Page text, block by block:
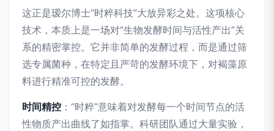
这正是瑷尔博士“时粹科技”大放异彩之处。这项核心
技术，本质上是一场对“生物发酵时间与活性产出”关
系的精密掌控。它并非简单的发酵过程，而是通过筛
选专属菌种，在特定且严苛的发酵环境下，对褐藻原
料进行精准可控的发酵。
时间精控 ：“时粹”意味着对发酵每一个时间节点的活
性物质产出曲线了如指掌。科研团队通过大量实验，